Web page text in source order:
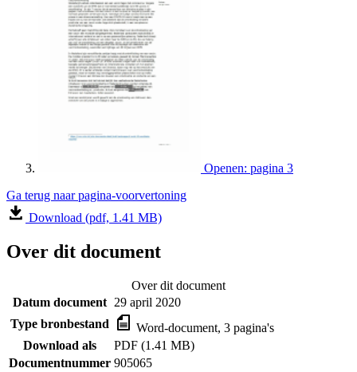
Openen: pagina 3
Ga terug naar pagina-voorvertoning
Download (pdf, 1.41 MB)
Over dit document
Over dit document
Datum document 29 april 2020
Type bronbestand
Word-document, 3 pagina's
Download als
PDF (1.41 MB)
Documentnummer 905065